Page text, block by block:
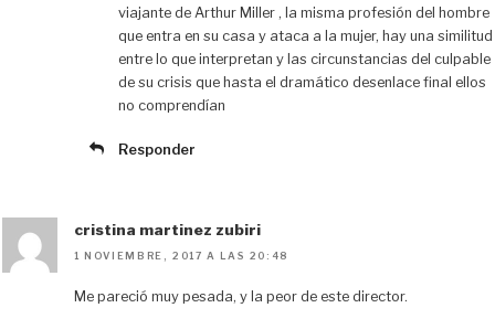
viajante de Arthur Miller , la misma profesión del hombre
que entra en su casa y ataca a la mujer, hay una similitud
entre lo que interpretan y las circunstancias del culpable
de su crisis que hasta el dramático desenlace final ellos
no comprendían
Responder
cristina martinez zubiri
1 NOVIEMBRE, 2017 A LAS 20:48
Me pareció muy pesada, y la peor de este director.